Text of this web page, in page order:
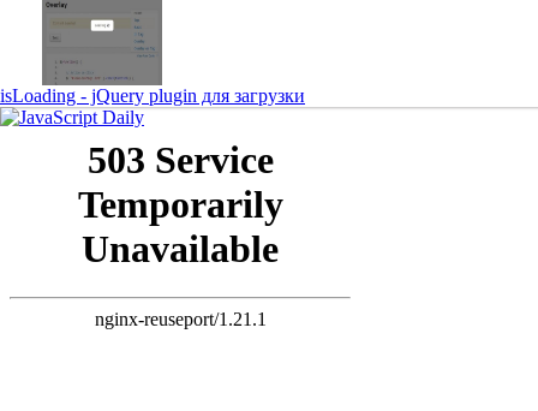
isLoading - jQuery plugin для загрузки